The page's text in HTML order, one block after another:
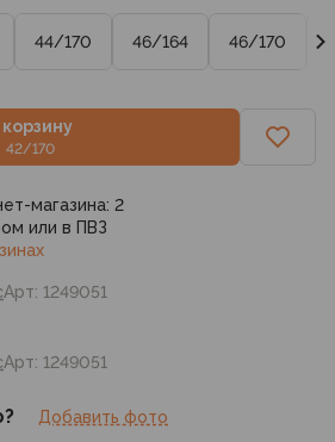
Арт: 1249051
44/170 46/164 46/170
корзину
42/170
Арт: 1249051
магазина: 2
или в ПВЗ
Добавить фото